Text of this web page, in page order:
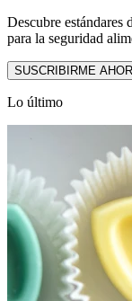
Descubre estándares
para la seguridad
SUSCRIBIRME
Lo último